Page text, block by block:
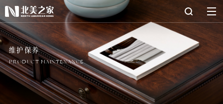
维护保养
PRODUCT MAINTENANCE